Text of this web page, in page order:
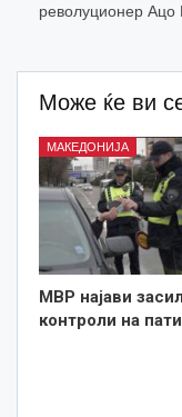
револуционер
Може ќе ви
МАКЕДОНИЈА
МВР најави
контроли на